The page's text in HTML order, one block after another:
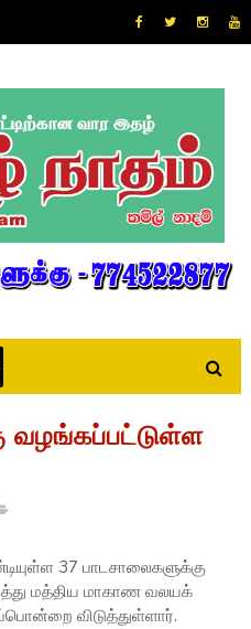
வழங்கப்பட்டுள்ள
37 பாடசாலைகளுக்கு
மத்திய மாகாண வலயக்
விடுத்துள்ளார்.